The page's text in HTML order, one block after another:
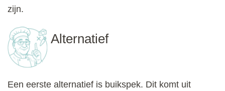
zijn.
Alternatief
Een eerste alternatief is buikspek. Dit komt uit